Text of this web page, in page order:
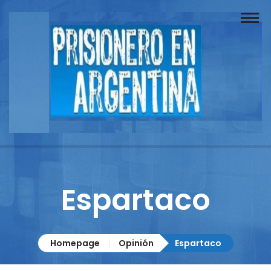
Buscador
Documentos
Columnistas
Contacto
Espartaco
Homepage Opinión Espartaco